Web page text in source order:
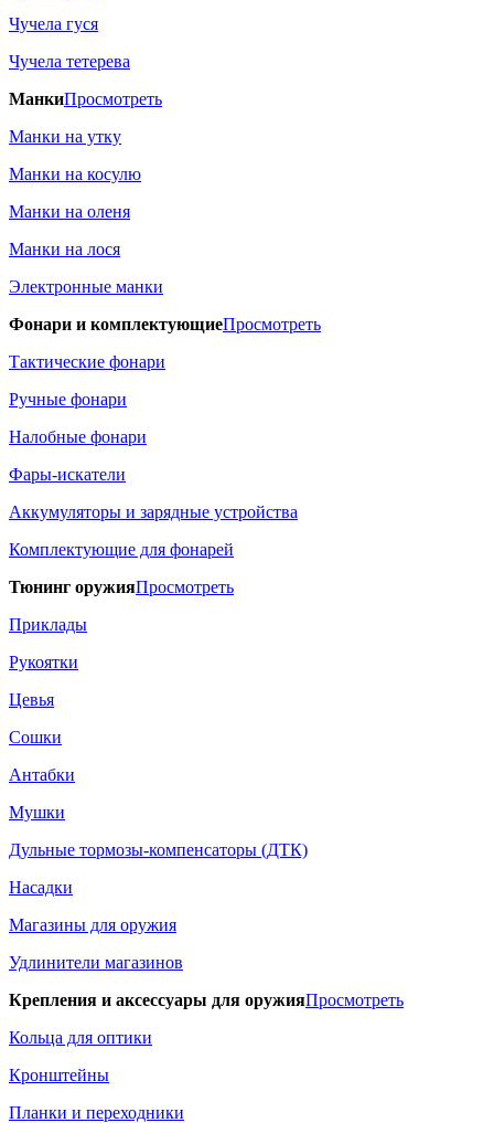
Чучела гуся
Чучела тетерева
МанкиПросмотреть
Манки на утку
Манки на косулю
Манки на оленя
Манки на лося
Электронные манки
Фонари и комплектующиеПросмотреть
Тактические фонари
Ручные фонари
Налобные фонари
Фары-искатели
Аккумуляторы и зарядные устройства
Комплектующие для фонарей
Тюнинг оружияПросмотреть
Приклады
Рукоятки
Цевья
Сошки
Антабки
Мушки
Дульные тормозы-компенсаторы (ДТК)
Насадки
Магазины для оружия
Удлинители магазинов
Крепления и аксессуары для оружияПросмотреть
Кольца для оптики
Кронштейны
Планки и переходники